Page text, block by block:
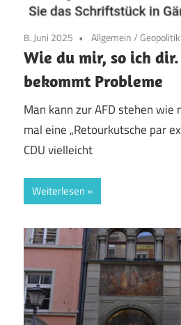
8. Juni 2025 Allgemein/Geopolitik
Wie du mir, so ich dir.
bekommt Probleme
Man kann zur AFD stehen
mal eine „Retourkutsche par
CDU vielleicht
Weiterlesen